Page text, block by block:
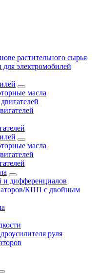
растительного сырья
электромобилей
масла
масла
дифференциалов
КПП с двойным
руля